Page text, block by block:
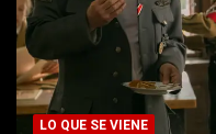
LO QUE SE VIENE